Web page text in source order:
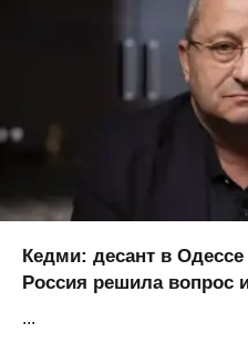
Кедми: десант в
Россия решила вопрос
...